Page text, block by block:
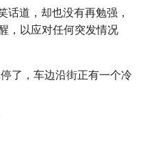
话道，却也没有再勉强，
，以应对任何突发情况
了，车边沿街正有一个冷